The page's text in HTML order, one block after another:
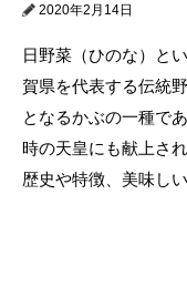
2020年2月14日
日野菜（ひのな）と
賀県を代表する伝統
となるかぶの一種で
時の天皇にも献上さ
歴史や特徴、美味し